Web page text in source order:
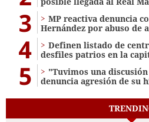
3
MP reactiva denuncia
Hernández por abuso de
4
Definen listado de
desfiles patrios en la
5
"Tuvimos una
denuncia agresión de su